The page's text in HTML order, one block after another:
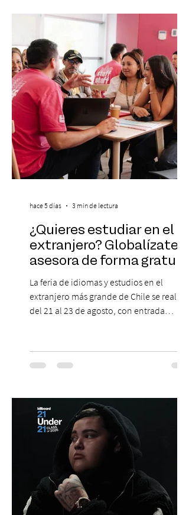
banda que llegará a la capital de La
Araucanía para ofrecer un show cargado
de energía, guitarras y canciones que han
marcado su breve pero exitosa trayectoria.
La jornad
¿Quieres estudiar en el
extranjero? Globalízate te
asesora de forma gratuita
La feria de idiomas y estudios en el
extranjero más grande de Chile se realizará
del 21 al 23 de agosto, con entrada
escenario en que los idiomas mantienen
un papel relevante para acceder a
desenvolverse en contextos
internacionales, los resultados más
recientes muestran que Chile todavía
enfrenta importantes desafíos en su
aprendizaje. Según el estudio global EF
hace 5 días 3 min de lectura